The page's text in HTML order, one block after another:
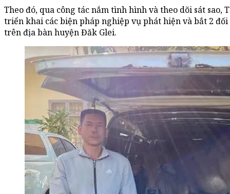
Theo đó, qua công tác nắm tình hình và theo dõi sát sao,
triển khai các biện pháp nghiệp vụ phát hiện và bắt 2
trên địa bàn huyện Đăk Glei.